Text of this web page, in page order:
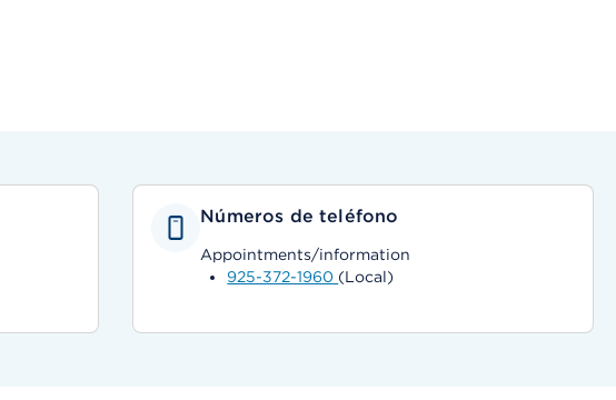
Números de teléfono
Appointments/information
925-372-1960 (Local)